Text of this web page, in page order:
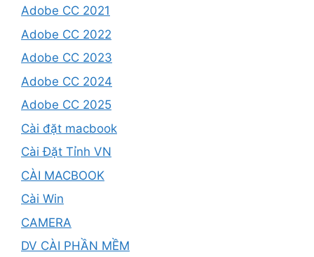
Adobe CC 2021
Adobe CC 2022
Adobe CC 2023
Adobe CC 2024
Adobe CC 2025
Cài đặt macbook
Cài Đặt Tỉnh VN
CÀI MACBOOK
Cài Win
CAMERA
DV CÀI PHẦN MỀM